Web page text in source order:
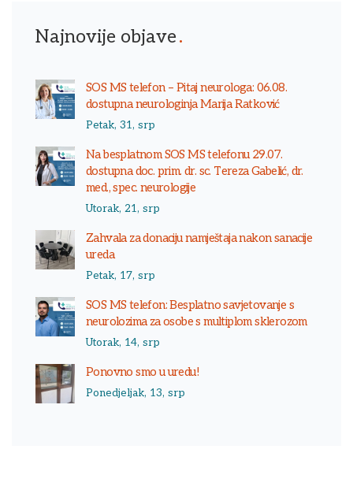
Najnovije objave
SOS MS telefon – Pitaj neurologa: 06.08.
dostupna neurologinja Marija Ratković
Petak, 31, srp
Na besplatnom SOS MS telefonu 29.07.
dostupna doc. prim. dr. sc. Tereza Gabelić, dr.
med., spec. neurologije
Utorak, 21, srp
Zahvala za donaciju namještaja nakon sanacije
ureda
Petak, 17, srp
SOS MS telefon: Besplatno savjetovanje s
neurolozima za osobe s multiplom sklerozom
Utorak, 14, srp
Ponovno smo u uredu!
Ponedjeljak, 13, srp